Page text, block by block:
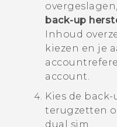
back-up
Inhoud
kiezen en je
account.
Kies de
terugzetten
dual sim.